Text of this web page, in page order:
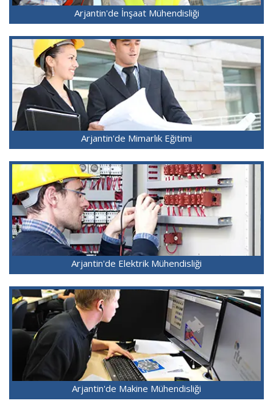
Arjantin'de İnşaat Mühendisliği
Arjantin'de Mimarlık Eğitimi
Arjantin'de Elektrik Mühendisliği
Arjantin'de Makine Mühendisliği